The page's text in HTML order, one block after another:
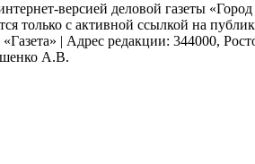
версией деловой газеты
только с активной ссылкой на
| Адрес редакции: 344000,
А.В.